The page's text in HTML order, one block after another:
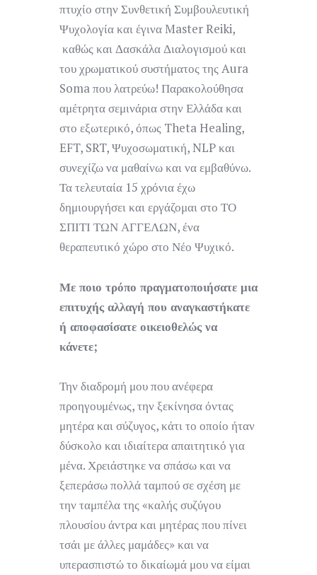
πτυχίο στην Συνθετική Συμβουλευτική
Ψυχολογία και έγινα Master Reiki,
καθώς και Δασκάλα Διαλογισμού και
του χρωματικού συστήματος της Aura
Soma που λατρεύω! Παρακολούθησα
αμέτρητα σεμινάρια στην Ελλάδα και
στο εξωτερικό, όπως Theta Healing,
EFT, SRT, Ψυχοσωματική, NLP και
συνεχίζω να μαθαίνω και να εμβαθύνω.
Τα τελευταία 15 χρόνια έχω
δημιουργήσει και εργάζομαι στο ΤΟ
ΣΠΙΤΙ ΤΩΝ ΑΓΓΕΛΩΝ, ένα
θεραπευτικό χώρο στο Νέο Ψυχικό.
Με ποιο τρόπο πραγματοποιήσατε μια
επιτυχής αλλαγή που αναγκαστήκατε
ή αποφασίσατε οικειοθελώς να
κάνετε;
Την διαδρομή μου που ανέφερα
προηγουμένως, την ξεκίνησα όντας
μητέρα και σύζυγος, κάτι το οποίο ήταν
δύσκολο και ιδιαίτερα απαιτητικό για
μένα. Χρειάστηκε να σπάσω και να
ξεπεράσω πολλά ταμπού σε σχέση με
την ταμπέλα της «καλής συζύγου
πλουσίου άντρα και μητέρας που πίνει
τσάι με άλλες μαμάδες» και να
υπερασπιστώ το δικαίωμά μου να είμαι